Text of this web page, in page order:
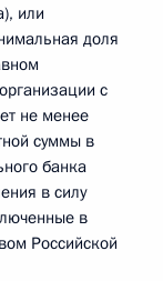
или
доля
с
не менее
суммы в
банка
в силу
в
Российской